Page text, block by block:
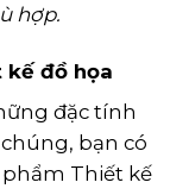
hợp.
kế đồ họa
đặc tính
bạn có
phẩm Thiết kế